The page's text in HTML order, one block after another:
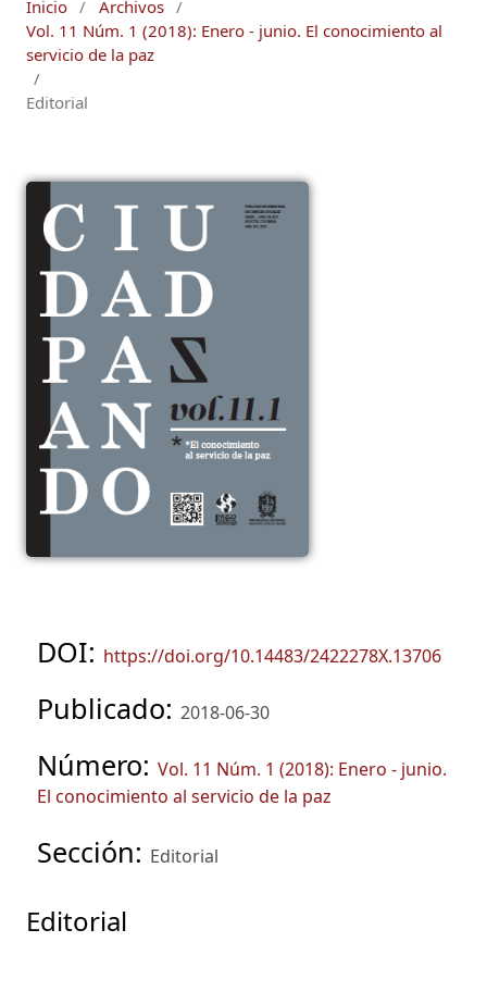
Inicio / Archivos /
Vol. 11 Núm. 1 (2018): Enero - junio. El conocimiento al
servicio de la paz
/
Editorial
DOI: https://doi.org/10.14483/2422278X.13706
Publicado: 2018-06-30
Número: Vol. 11 Núm. 1 (2018): Enero - junio.
El conocimiento al servicio de la paz
Sección: Editorial
Editorial